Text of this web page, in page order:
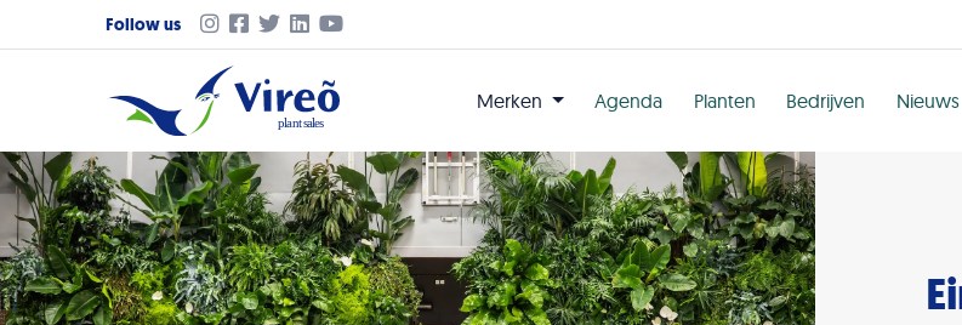
Follow us
Merken Agenda Planten Bedrijven Nieuws